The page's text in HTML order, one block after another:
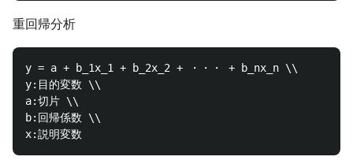
重回帰分析
y = a + b_1x_1 + b_2x_2 + ・・・ + b_nx_n \\
y:目的変数 \\
a:切片 \\
b:回帰係数 \\